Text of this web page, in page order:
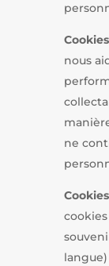
nous
ne